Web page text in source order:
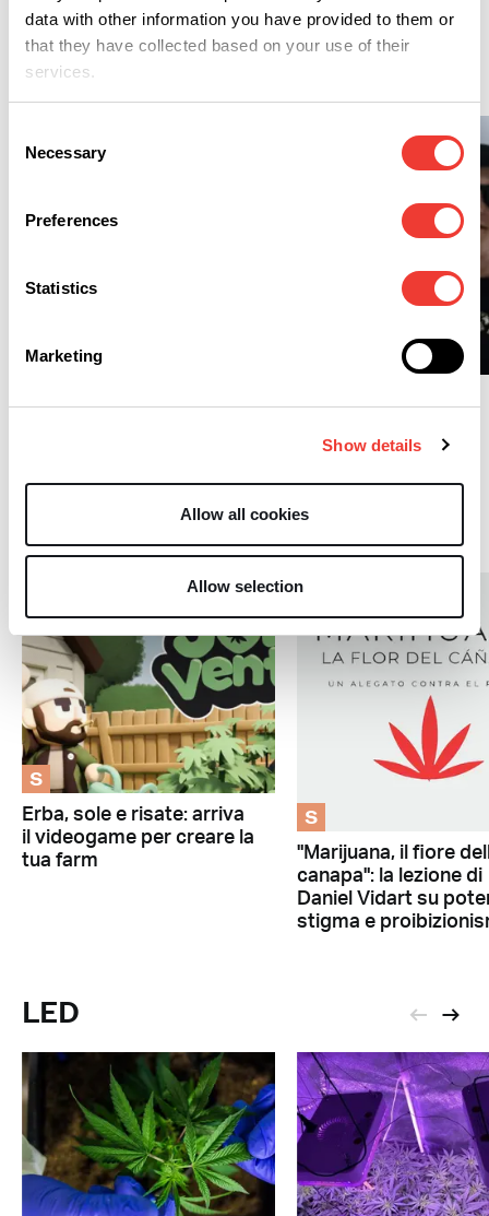
data with other information you have provided to them or
that they have collected based on your use of their
services.
Selection
Necessary
Preferences
Statistics
Marketing
Show details
Allow all cookies
Allow selection
Vidéo
The Perfect Grow 2 Ep. 7
terreno migliore
Coltivazione
S
Erba, sole e risate: arriva
il videogame per creare la
tua farm
S
"Marijuana, il fiore
canapa": la lezione di
Daniel Vidart su
stigma e
LED